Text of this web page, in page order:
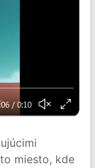
miesto, kde